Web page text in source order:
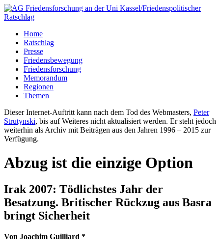
Home
Ratschlag
Presse
Friedensbewegung
Friedensforschung
Memorandum
Regionen
Themen
Dieser Internet-Auftritt kann nach dem Tod des Webmasters, Peter
Strutynski, bis auf Weiteres nicht aktualisiert werden. Er steht jedoch
weiterhin als Archiv mit Beiträgen aus den Jahren 1996 – 2015 zur
Verfügung.
Abzug ist die einzige Option
Irak 2007: Tödlichstes Jahr der
Besatzung. Britischer Rückzug aus Basra
bringt Sicherheit
Von Joachim Guilliard *